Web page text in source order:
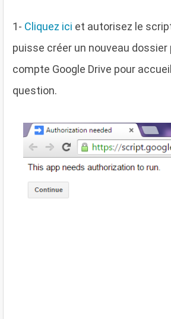
1- Cliquez ici et autorisez le
puisse créer un nouveau
compte Google Drive pour
question.